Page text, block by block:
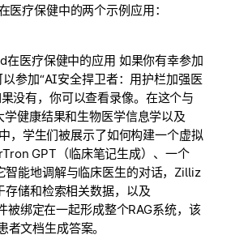
医疗保健中的两个示例应用：
医疗保健中的应用 如果你有幸参加
参加“AI安全捍卫者：用护栏加强医
没有，你可以查看录像。在这个与
健康结果和生物医学信息学以及
，学生们被展示了如何构建一个虚拟
GPT（临床笔记生成）、一个
智能地调解与临床医生的对话，Zilliz
储和检索相关数据，以及
被绑定在一起形成整个RAG系统，该
者文档生成答案。